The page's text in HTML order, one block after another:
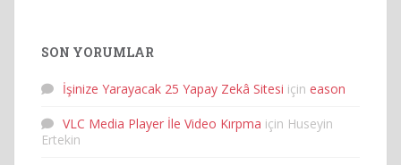
SON YORUMLAR
İşinize Yarayacak 25 Yapay Zekâ Sitesi için eason
VLC Media Player İle Video Kırpma için Huseyin
Ertekin